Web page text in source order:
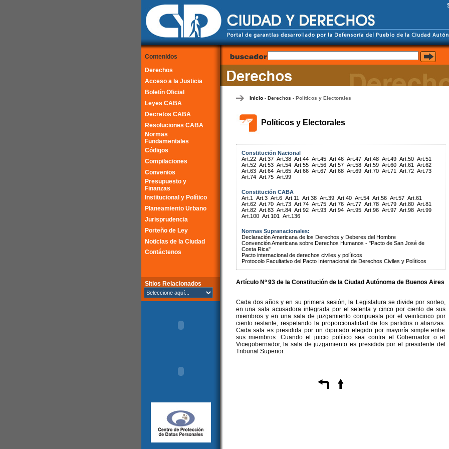
Contenidos
Derechos
Acceso a la Justicia
Boletín Oficial
Leyes CABA
Decretos CABA
Resoluciones CABA
Normas
Fundamentales
Códigos
Compilaciones
Convenios
Presupuesto y
Finanzas
Institucional y Político
Planeamiento Urbano
Jurisprudencia
Porteño de Ley
Noticias de la Ciudad
Contáctenos
Sitios Relacionados
Inicio- Derechos - Políticos y Electorales
Políticos y Electorales
Constitución Nacional
Art.22 Art.37 Art.38 Art.44 Art.45 Art.46 Art.47 Art.48 Art.49 Art.50 Art.51
Art.52 Art.53 Art.54 Art.55 Art.56 Art.57 Art.58 Art.59 Art.60 Art.61
Art.62
Art.63 Art.64 Art.65 Art.66 Art.67 Art.68 Art.69 Art.70 Art.71 Art.72 Art.73
Art.74 Art.75 Art.99
Constitución CABA
Art.1
Art.3 Art.6 Art.11 Art.38 Art.39 Art.40 Art.54 Art.56 Art.57 Art.61
Art.62 Art.70 Art.73 Art.74 Art.75 Art.76 Art.77 Art.78 Art.79 Art.80 Art.81
Art.82 Art.83 Art.84 Art.92 Art.93 Art.94 Art.95 Art.96 Art.97 Art.98 Art.99
Art.100 Art.101 Art.136
Normas Supranacionales:
Declaración Americana de los Derechos y Deberes del Hombre
Convención Americana sobre Derechos Humanos - "Pacto de San José de
Costa Rica"
Pacto internacional de derechos civiles y políticos
Protocolo Facultativo del Pacto Internacional de Derechos Civiles y Políticos
Artículo Nº 93 de la Constituciónde la Ciudad Autónoma de Buenos Aires
Cada dos años y en su primera sesión, la Legislatura se divide por sorteo,
en una sala acusadora integrada por el setenta y cinco por ciento de sus
miembros y en una sala de juzgamiento compuesta por el veinticinco por
ciento restante, respetando la proporcionalidad de los partidos o alianzas.
Cada sala es presidida por un diputado elegido por mayoría simple entre
sus miembros. Cuando el juicio político sea contra el Gobernador o el
Vicegobernador, la sala de juzgamiento es presidida por el presidente del
Tribunal Superior.